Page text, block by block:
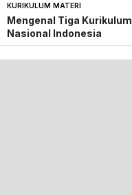
KURIKULUM MATERI
Mengenal Tiga Kurikulum
Nasional Indonesia